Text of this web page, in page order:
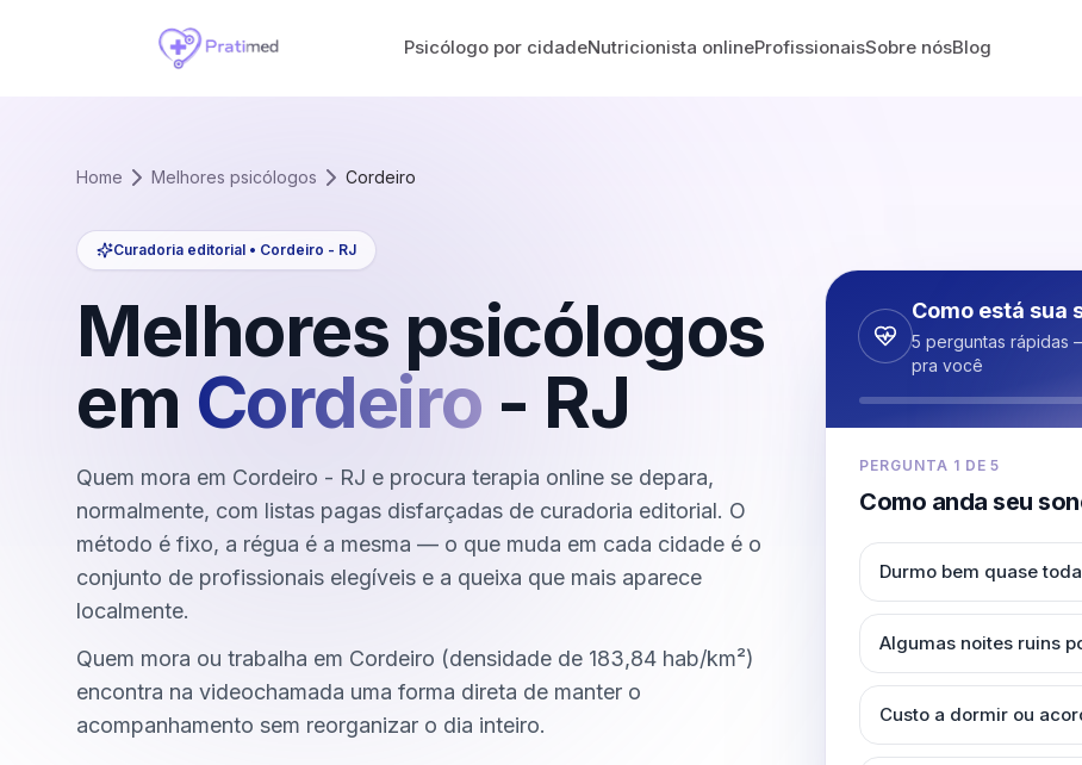
Psicólogo por cidadeNutricionista onlineProfissionaisSobre nósBlog
Home Melhores psicólogos Cordeiro
Curadoria editorial • Cordeiro - RJ
Melhores psicólogos
em Cordeiro - RJ
Quem mora em Cordeiro - RJ e procura terapia online se depara,
normalmente, com listas pagas disfarçadas de curadoria editorial. O
método é fixo, a régua é a mesma — o que muda em cada cidade é o
conjunto de profissionais elegíveis e a queixa que mais aparece
localmente.
Quem mora ou trabalha em Cordeiro (densidade de 183,84 hab/km²)
encontra na videochamada uma forma direta de manter o
acompanhamento sem reorganizar o dia inteiro.
Como está sua
5 perguntas rápidas
pra você
PERGUNTA 1 DE5
Como anda seu
Durmo bem quase
Algumas noites ruins
Custo a dormir ou